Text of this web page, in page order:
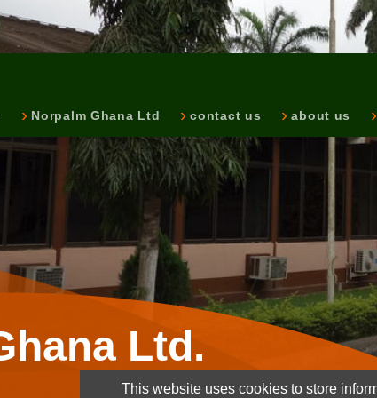
Norpalm Ghana Ltd contact us about us
Ltd.
This website uses cookies to store